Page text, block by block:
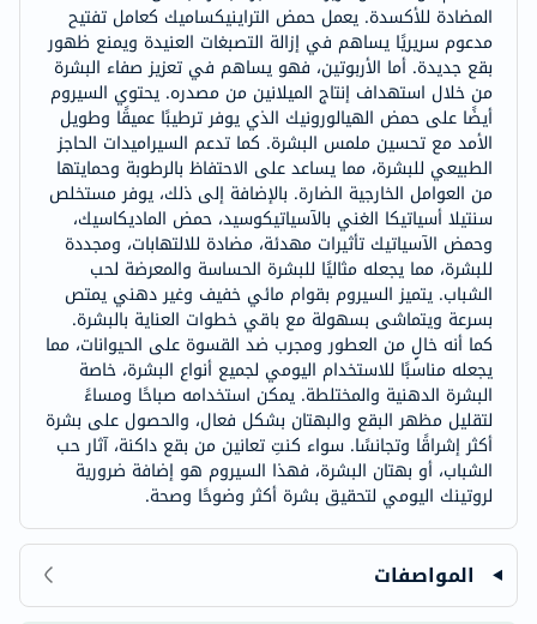
المضادة للأكسدة. يعمل حمض التراينيكساميك كعامل تفتيح
مدعوم سريريًا يساهم في إزالة التصبغات العنيدة ويمنع ظهور
بقع جديدة. أما الأربوتين، فهو يساهم في تعزيز صفاء البشرة
من خلال استهداف إنتاج الميلانين من مصدره. يحتوي السيروم
أيضًا على حمض الهيالورونيك الذي يوفر ترطيبًا عميقًا وطويل
الأمد مع تحسين ملمس البشرة. كما تدعم السيراميدات الحاجز
الطبيعي للبشرة، مما يساعد على الاحتفاظ بالرطوبة وحمايتها
من العوامل الخارجية الضارة. بالإضافة إلى ذلك، يوفر مستخلص
سنتيلا أسياتيكا الغني بالآسياتيكوسيد، حمض الماديكاسيك،
وحمض الآسياتيك تأثيرات مهدئة، مضادة للالتهابات، ومجددة
للبشرة، مما يجعله مثاليًا للبشرة الحساسة والمعرضة لحب
الشباب. يتميز السيروم بقوام مائي خفيف وغير دهني يمتص
بسرعة ويتماشى بسهولة مع باقي خطوات العناية بالبشرة.
كما أنه خالٍ من العطور ومجرب ضد القسوة على الحيوانات، مما
يجعله مناسبًا للاستخدام اليومي لجميع أنواع البشرة، خاصة
البشرة الدهنية والمختلطة. يمكن استخدامه صباحًا ومساءً
لتقليل مظهر البقع والبهتان بشكل فعال، والحصول على بشرة
أكثر إشراقًا وتجانسًا. سواء كنتِ تعانين من بقع داكنة، آثار حب
الشباب، أو بهتان البشرة، فهذا السيروم هو إضافة ضرورية
لروتينك اليومي لتحقيق بشرة أكثر وضوحًا وصحة.
المواصفات